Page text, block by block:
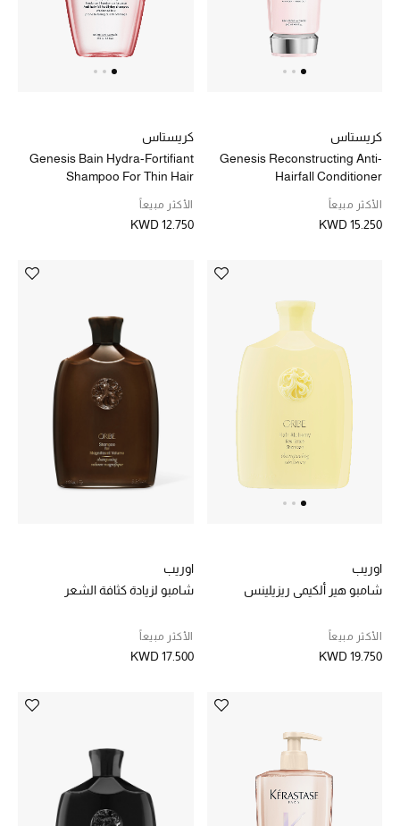
جديد لدينا
نسوقوا أحدث ما وصلنا
عرض جميع المنتجات
خصومات
ما وصلنا حديثاً
الموسم الجديد
تشكيلة المناسبات للنساء
الملابس الرياضية النسائية
تشكيلة الأعراس
حقائب وأحذية متطابقة
كريستاس
Genesis Reconstructing Anti-
Hairfall Conditioner
الأكثر مبيعاً
KWD 15.250
كريستاس
Genesis Bain Hydra-Fortifiant
Shampoo For Thin Hair
الأكثر مبيعاً
KWD 12.750
اوريب
شامبو هير ألكيمي ريزيلينس
الأكثر مبيعاً
KWD 19.750
اوريب
شامبو لزيادة كثافة الشعر
الأكثر مبيعاً
KWD 17.500